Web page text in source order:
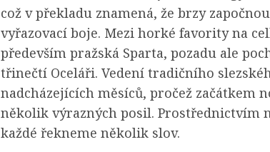
což v překladu znamená, že brzy
vyřazovací boje. Mezi horké favority na
především pražská Sparta, pozadu ale
třinečtí Oceláři. Vedení tradičního
nadcházejících měsíců, pročež začátkem
několik výrazných posil. Prostřednictvím
každé řekneme několik slov.